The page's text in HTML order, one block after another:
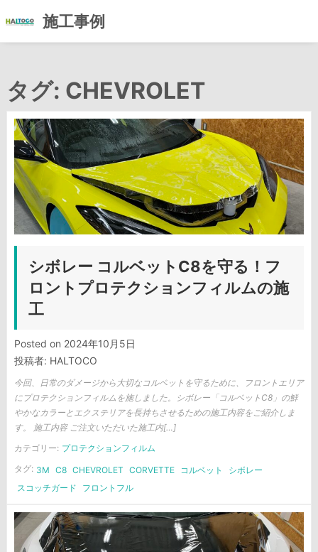
施工事例
タグ: CHEVROLET
シボレー コルベットC8を守る！フ
ロントプロテクションフィルムの施
工
Posted on 2024年10月5日
投稿者: HALTOCO
今回、日常のダメージから大切なコルベットを守るために、フロントエリア
にプロテクションフィルムを施しました。シボレー「コルベットC8」の鮮
やかなカラーとエクステリアを長持ちさせるための施工内容をご紹介しま
す。 施工内容 ご注文いただいた施工内[…]
カテゴリー: プロテクションフィルム
タグ: 3M C8 CHEVROLET CORVETTE コルベット
シボレー
スコッチガード
フロントフル